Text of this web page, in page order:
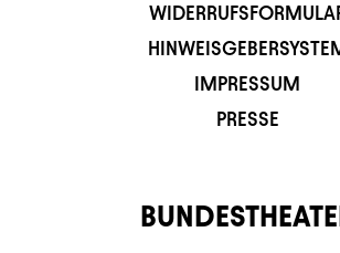
IMPRESSUM
PRESSE